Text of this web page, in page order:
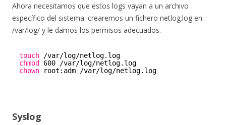
Ahora necesitamos que estos logs vayan a un archivo
específico del sistema: crearemos un fichero netlog.log en
/var/log/ y le damos los permisos adecuados.
touch /var/log/netlog.log
chmod 600 /var/log/netlog.log
chown
root:adm /var/log/netlog.log
Syslog